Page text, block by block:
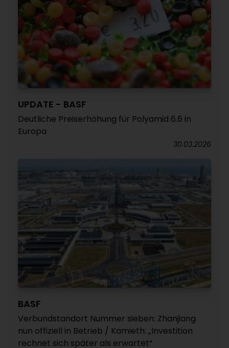
UPDATE - BASF
Deutliche Preiserhöhung für Polyamid 6.6 in
Europa
30.03.2026
BASF
Verbundstandort Nummer sieben: Zhanjiang
nun offiziell in Betrieb / Kamieth: „Investition
rechnet sich später als erwartet“